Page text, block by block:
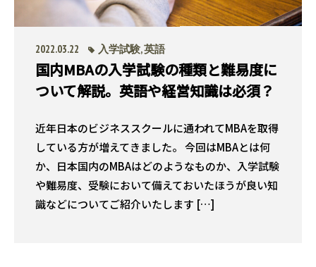
2022.03.22 入学試験,英語
国内MBAの入学試験の種類と難易度に
ついて解説。英語や経営知識は必須？
近年日本のビジネススクールに通われてMBAを取得
している方が増えてきました。 今回はMBAとは何
か、日本国内のMBAはどのようなものか、入学試験
や難易度、受験において備えておいたほうが良い知
識などについてご紹介いたします […]